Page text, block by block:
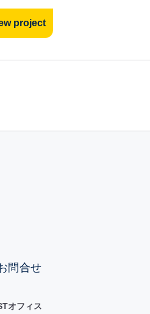
project
問合せ
オフィス